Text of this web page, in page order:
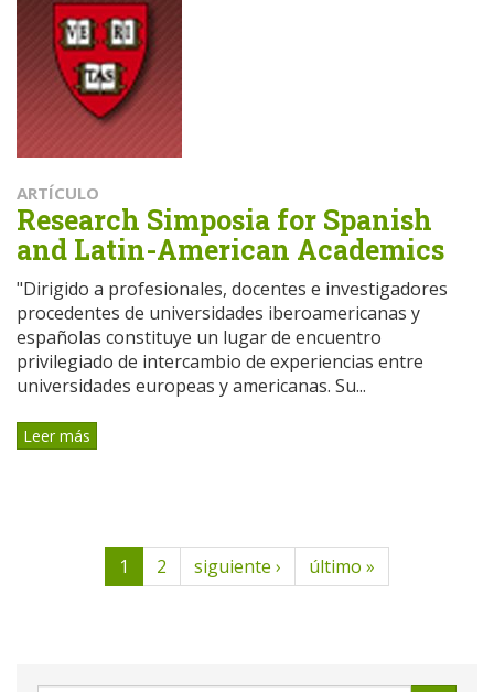
ARTÍCULO
Research Simposia for Spanish
and Latin-American Academics
"Dirigido a profesionales, docentes e investigadores
procedentes de universidades iberoamericanas y
españolas constituye un lugar de encuentro
privilegiado de intercambio de experiencias entre
universidades europeas y americanas. Su...
Leer más
1 2 siguiente › último »